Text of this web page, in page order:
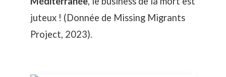
juteux ! (Donnée de Missing Migrants
Project, 2023).